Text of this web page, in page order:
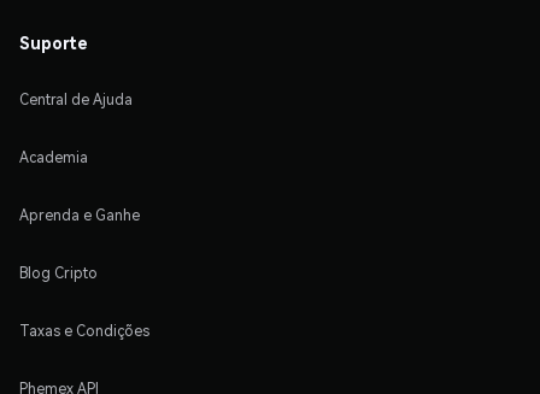
Suporte
Central de Ajuda
Academia
Aprenda e Ganhe
Blog Cripto
Taxas e Condições
Phemex API